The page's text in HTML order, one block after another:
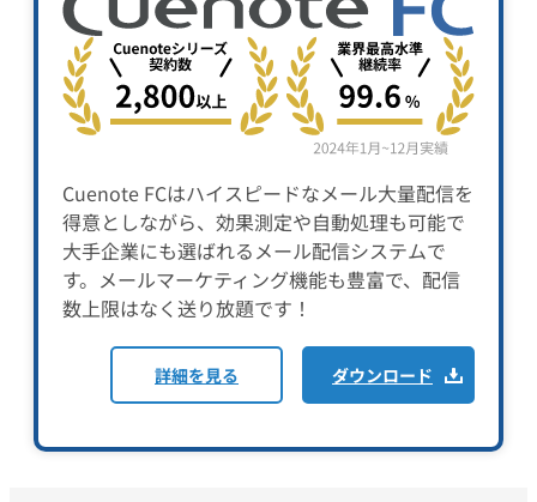
Cuenote FCはハイスピードなメール大量配信を
得意としながら、効果測定や自動処理も可能で
大手企業にも選ばれるメール配信システムで
す。メールマーケティング機能も豊富で、配信
数上限はなく送り放題です！
詳細を見る ダウンロード